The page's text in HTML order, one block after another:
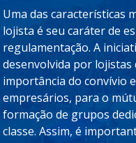
Uma das características
lojista é seu caráter de
regulamentação. A
desenvolvida por lojistas
importância do convívio
empresários, para o
formação de grupos
classe. Assim, é